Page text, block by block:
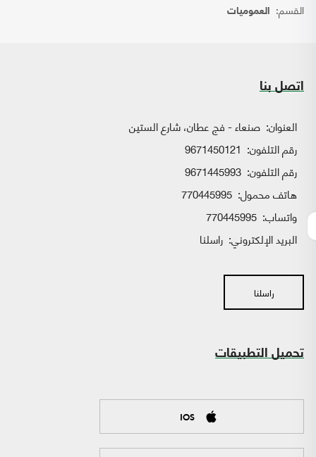
القسم: العموميات
اتصل بنا
العنوان: صنعاء - فج عطان، شارع الستين
رقم التلفون: 9671450121
رقم التلفون: 9671445993
هاتف محمول: 770445995
واتساب:
البريد الإلكتروني: راسلنا
راسلنا
تحميل التطبيقات
IOS